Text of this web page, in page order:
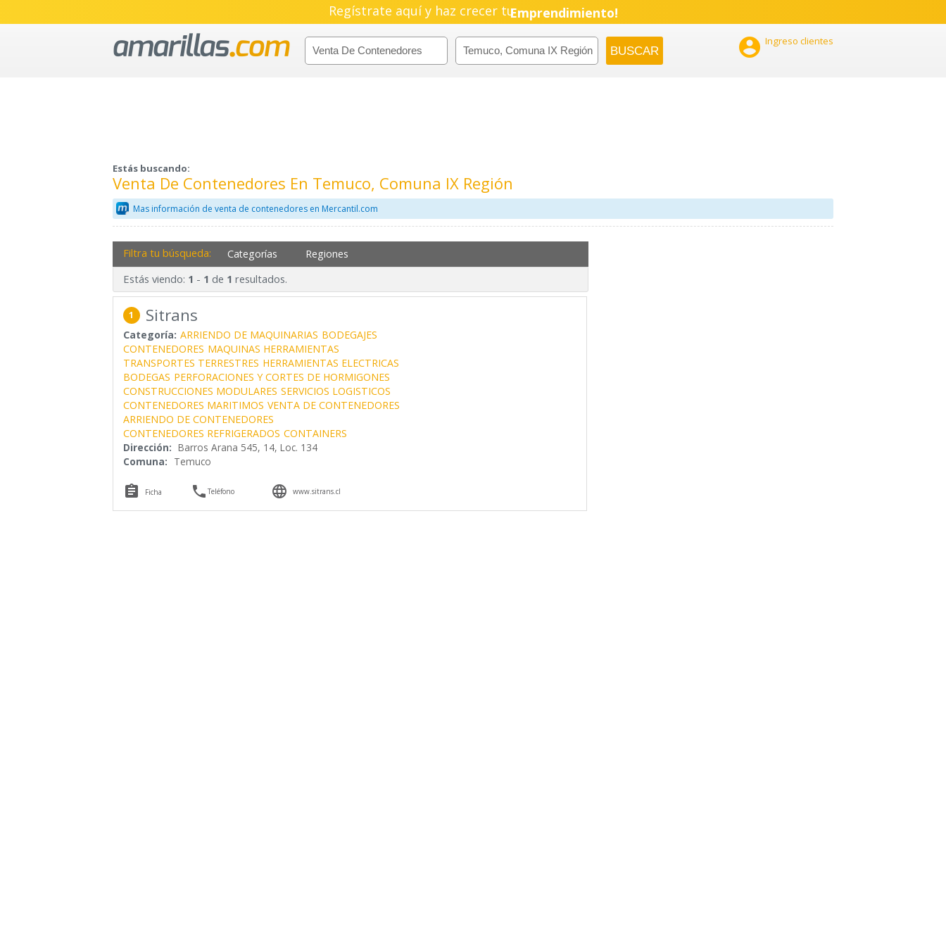
Regístrate aquí y haz crecer tuEmprendimiento!
 Ingreso clientes
Estás buscando:
Venta De Contenedores En Temuco, Comuna IX Región
Mas información de venta de contenedores en Mercantil.com
Filtra tu búsqueda: Categorías Regiones
Estás viendo: 1 - 1 de 1 resultados.
1 Sitrans
Categoría: ARRIENDO DE MAQUINARIAS BODEGAJES
CONTENEDORES MAQUINAS HERRAMIENTAS
TRANSPORTES TERRESTRES HERRAMIENTAS ELECTRICAS
BODEGAS PERFORACIONES Y CORTES DE HORMIGONES
CONSTRUCCIONES MODULARES SERVICIOS LOGISTICOS
CONTENEDORES MARITIMOS VENTA DE CONTENEDORES
ARRIENDO DE CONTENEDORES
CONTENEDORES REFRIGERADOS CONTAINERS
Dirección: Barros Arana 545, 14, Loc. 134
Comuna: Temuco
 Ficha Teléfono  www.sitrans.cl